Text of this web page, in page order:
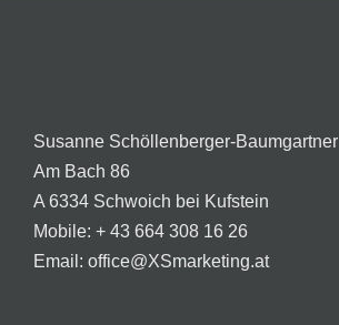
Susanne Schöllenberger-Baumgartner
Am Bach 86
A 6334 Schwoich bei Kufstein
Mobile: + 43 664 308 16 26
Email: office@XSmarketing.at